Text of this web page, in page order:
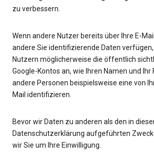
zu verbessern.
Wenn andere Nutzer bereits über Ihre E-
andere Sie identifizierende Daten
Nutzern möglicherweise die öffentlich
Google-Kontos an, wie Ihren Namen und Ihr
andere Personen beispielsweise eine von
Mail identifizieren.
Bevor wir Daten zu anderen als den in
Datenschutzerklärung aufgeführten
wir Sie um Ihre Einwilligung.